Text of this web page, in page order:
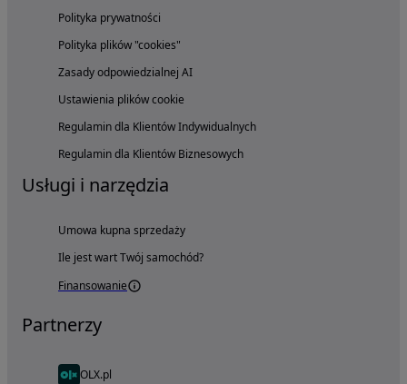
Polityka prywatności
Polityka plików "cookies"
Zasady odpowiedzialnej AI
Ustawienia plików cookie
Regulamin dla Klientów Indywidualnych
Regulamin dla Klientów Biznesowych
Usługi i narzędzia
Umowa kupna sprzedaży
Ile jest wart Twój samochód?
Finansowanie
Partnerzy
OLX.pl